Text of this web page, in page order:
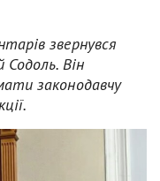
звернувся
Содоль. Він
законодавчу